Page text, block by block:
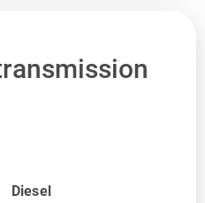
Diesel